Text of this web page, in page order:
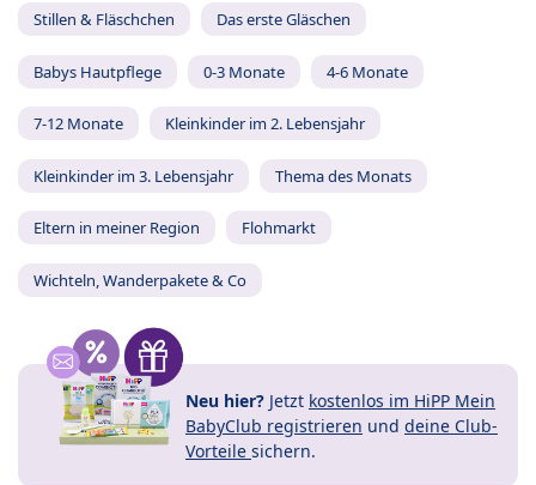
Stillen & Fläschchen Das erste Gläschen
Babys Hautpflege 0-3 Monate 4-6 Monate
7-12 Monate Kleinkinder im 2. Lebensjahr
Kleinkinder im 3. Lebensjahr Thema des Monats
Eltern in meiner Region Flohmarkt
Wichteln, Wanderpakete & Co
Neu hier? Jetzt kostenlos im HiPP Mein
BabyClub registrieren und deine Club-
Vorteile sichern.